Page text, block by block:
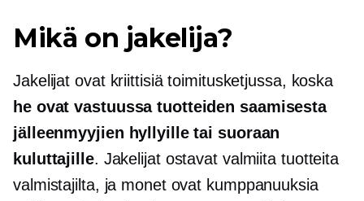
Mikä on jakelija?
Jakelijat ovat kriittisiä toimitusketjussa, koska
he ovat vastuussa tuotteiden saamisesta
jälleenmyyjien hyllyille tai suoraan
kuluttajille. Jakelijat ostavat valmiita tuotteita
valmistajilta, ja monet ovat kumppanuuksia